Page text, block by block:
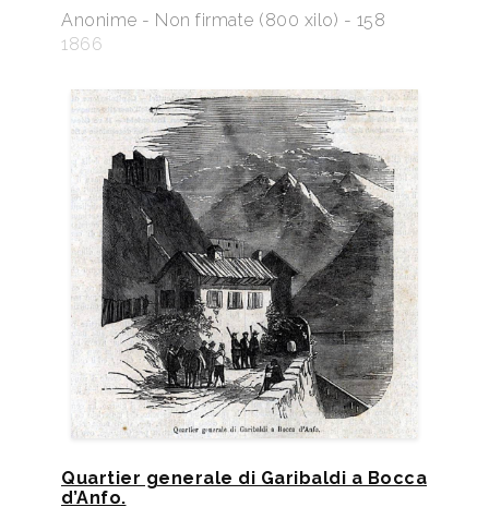
Anonime - Non firmate (800 xilo) - 158
1866
Quartier generale di Garibaldi a Bocca
d’Anfo.